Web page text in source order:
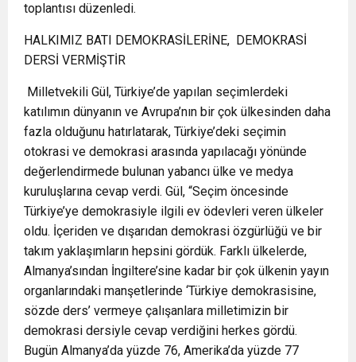
toplantısı düzenledi.
HALKIMIZ BATI DEMOKRASİLERİNE, DEMOKRASİ
DERSİ VERMİŞTİR
Milletvekili Gül, Türkiye’de yapılan seçimlerdeki
katılımın dünyanın ve Avrupa’nın bir çok ülkesinden daha
fazla olduğunu hatırlatarak, Türkiye’deki seçimin
otokrasi ve demokrasi arasında yapılacağı yönünde
değerlendirmede bulunan yabancı ülke ve medya
kuruluşlarına cevap verdi. Gül, “Seçim öncesinde
Türkiye’ye demokrasiyle ilgili ev ödevleri veren ülkeler
oldu. İçeriden ve dışarıdan demokrasi özgürlüğü ve bir
takım yaklaşımların hepsini gördük. Farklı ülkelerde,
Almanya’sından İngiltere’sine kadar bir çok ülkenin yayın
organlarındaki manşetlerinde ‘Türkiye demokrasisine,
sözde ders’ vermeye çalışanlara milletimizin bir
demokrasi dersiyle cevap verdiğini herkes gördü.
Bugün Almanya’da yüzde 76, Amerika’da yüzde 77